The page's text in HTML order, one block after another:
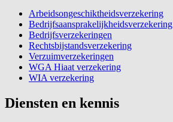
Arbeidsongeschiktheidsverzekering
Bedrijfsaansprakelijkheidsverzekering
Bedrijfsverzekeringen
Rechtsbijstandsverzekering
Verzuimverzekeringen
WGA Hiaat verzekering
WIA verzekering
Diensten en kennis